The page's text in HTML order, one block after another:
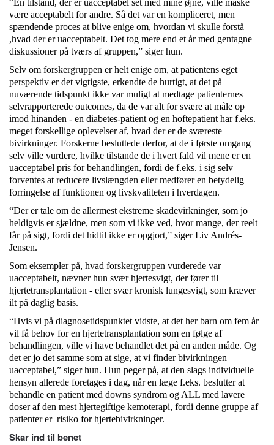
“En tilstand, der er uacceptabel set med mine øjne, ville måske
være acceptabelt for andre. Så det var en kompliceret, men
spændende proces at blive enige om, hvordan vi skulle forstå
,hvad der er uacceptabelt. Det tog mere end et år med gentagne
diskussioner på tværs af gruppen,” siger hun.
Selv om forskergruppen er helt enige om, at patientens eget
perspektiv er det vigtigste, erkendte de hurtigt, at det på
nuværende tidspunkt ikke var muligt at medtage patienternes
selvrapporterede outcomes, da de var alt for svære at måle op
imod hinanden - en diabetes-patient og en hoftepatient har f.eks.
meget forskellige oplevelser af, hvad der er de sværeste
bivirkninger. Forskerne besluttede derfor, at de i første omgang
selv ville vurdere, hvilke tilstande de i hvert fald vil mene er en
uacceptabel pris for behandlingen, fordi de f.eks. i sig selv
forventes at reducere livslængden eller medfører en betydelig
forringelse af funktionen og livskvaliteten i hverdagen.
“Der er tale om de allermest ekstreme skadevirkninger, som jo
heldigvis er sjældne, men som vi ikke ved, hvor mange, der reelt
får på sigt, fordi det hidtil ikke er opgjort,” siger Liv Andrés-
Jensen.
Som eksempler på, hvad forskergruppen vurderede var
uacceptabelt, nævner hun svær hjertesvigt, der fører til
hjertetransplantation - eller svær kronisk lungesvigt, som kræver
ilt på daglig basis.
“Hvis vi på diagnosetidspunktet vidste, at det her barn om fem år
vil få behov for en hjertetransplantation som en følge af
behandlingen, ville vi have behandlet det på en anden måde. Og
det er jo det samme som at sige, at vi finder bivirkningen
uacceptabel,” siger hun. Hun peger på, at den slags individuelle
hensyn allerede foretages i dag, når en læge f.eks. beslutter at
behandle en patient med downs syndrom og ALL med lavere
doser af den mest hjertegiftige kemoterapi, fordi denne gruppe af
patienter er risiko for hjertebivirkninger.
Skar ind til benet